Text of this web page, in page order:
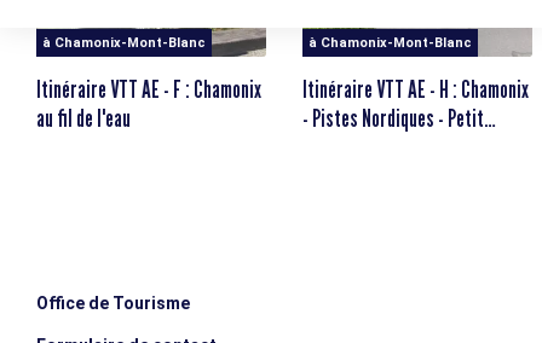
à Chamonix-Mont-Blanc
Itinéraire VTT AE - F : Chamonix
au fil de l'eau
à Chamonix-Mont-Blanc
Itinéraire VTT AE - H : Chamonix
- Pistes Nordiques - Petit
Office de Tourisme